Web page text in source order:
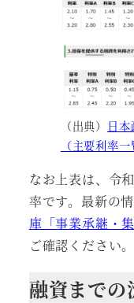
（出典） 日
（主要利率一
なお上表は、令
率です。最新の
庫「事業承継・
ご確認ください。
融資までの